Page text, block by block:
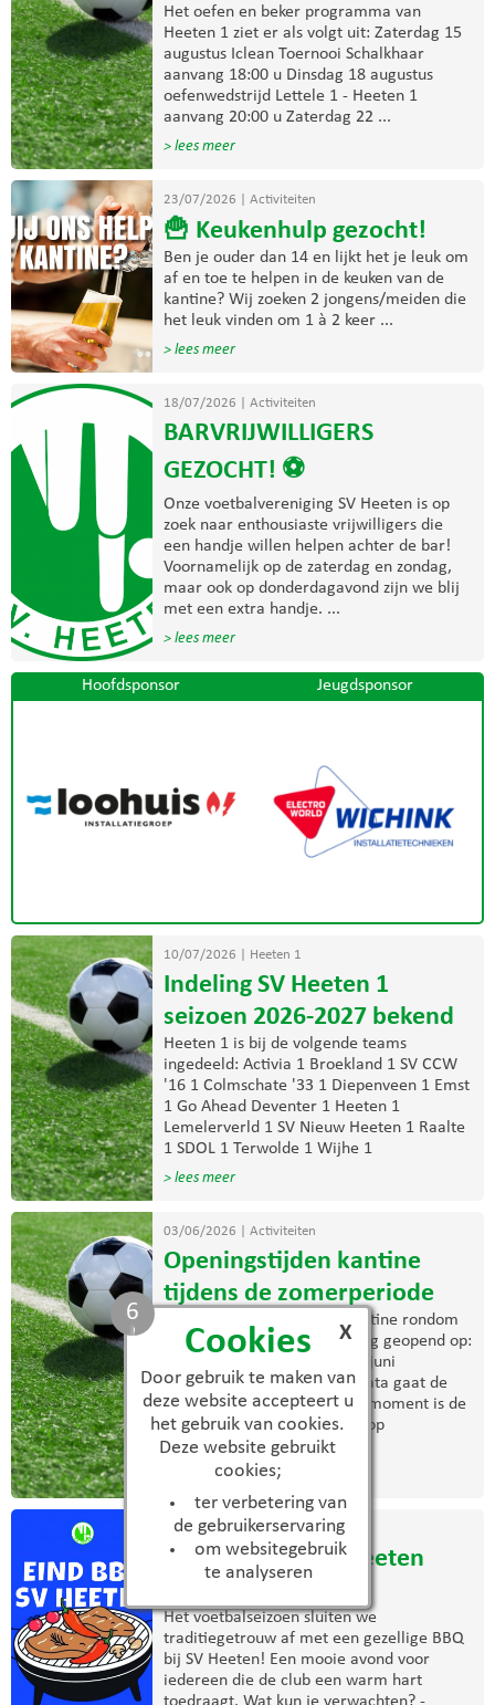
Cookies
Door gebruik te maken van
deze website accepteert u
het gebruik van cookies.
Deze website gebruikt
cookies;
ter verbetering van
de gebruikerservaring
om websitegebruik
te analyseren
X
5
Het oefen en beker programma van
Heeten 1 ziet er als volgt uit: Zaterdag 15
augustus Iclean Toernooi Schalkhaar
aanvang 18:00 u Dinsdag 18 augustus
oefenwedstrijd Lettele 1 - Heeten 1
aanvang 20:00 u Zaterdag 22 ...
> lees meer
23/07/2026 Activiteiten
🍟 Keukenhulp gezocht!
Ben je ouder dan 14 en lijkt het je leuk om
af en toe te helpen in de keuken van de
kantine? Wij zoeken 2 jongens/meiden die
het leuk vinden om 1 à 2 keer ...
> lees meer
18/07/2026 Activiteiten
BARVRIJWILLIGERS
GEZOCHT! ⚽
Onze voetbalvereniging SV Heeten is op
zoek naar enthousiaste vrijwilligers die
een handje willen helpen achter de bar!
Voornamelijk op de zaterdag en zondag,
maar ook op donderdagavond zijn we blij
met een extra handje. ...
> lees meer
Hoofdsponsor Jeugdsponsor
10/07/2026 Heeten 1
Indeling SV Heeten 1
seizoen 2026-2027 bekend
Heeten 1 is bij de volgende teams
ingedeeld: Activia 1 Broekland 1 SV CCW
'16 1 Colmschate '33 1 Diepenveen 1 Emst
1 Go Ahead Deventer 1 Heeten 1
Lemelerverld 1 SV Nieuw Heeten 1 Raalte
1 SDOL 1 Terwolde 1 Wijhe 1
> lees meer
03/06/2026 Activiteiten
Openingstijden kantine
tijdens de zomerperiode
De komende weken is de kantine rondom
trainingen en wedstrijden nog geopend op:
Woensdag 3 juni Zaterdag 6 juni
Woensdag 10 juni Na deze data gaat de
zomerregeling in. Vanaf dat moment is de
kantine uitsluitend geopend op
donderdagavond. Wij ...
> lees meer
03/06/2026| Activiteiten
Eind BBQ bij S.V. Heeten
Het voetbalseizoen sluiten we
traditiegetrouw af met een gezellige BBQ
bij SV Heeten! Een mooie avond voor
iedereen die de club een warm hart
toedraagt. Wat kun je verwachten? -